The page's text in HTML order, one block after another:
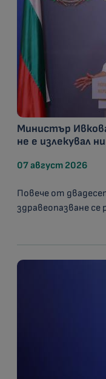
Министър
не е излекувал
07 август 2026
Повече от
здравеопазване